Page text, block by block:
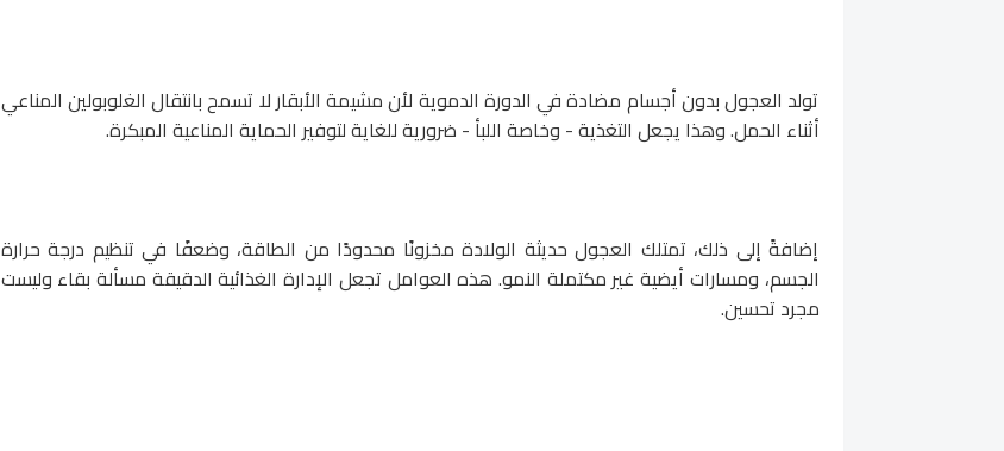
تولد العجول بدون أجسام مضادة في الدورة الدموية لأن مشيمة الأبقار لا تسمح بانتقال الغلوبولين المناعي
أثناء الحمل. وهذا يجعل التغذية - وخاصة اللبأ - ضرورية للغاية لتوفير الحماية المناعية المبكرة.
إضافةً إلى ذلك، تمتلك العجول حديثة الولادة مخزونًا محدودًا من الطاقة، وضعفًا في تنظيم درجة حرارة
الجسم، ومسارات أيضية غير مكتملة النمو. هذه العوامل تجعل الإدارة الغذائية الدقيقة مسألة بقاء وليست
مجرد تحسين.